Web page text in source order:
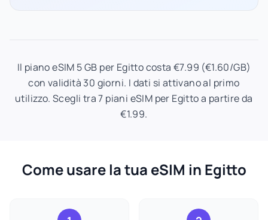
Il piano eSIM 5 GB per Egitto costa €7.99 (€1.60/GB)
con validità 30 giorni. I dati si attivano al primo
utilizzo. Scegli tra 7 piani eSIM per Egitto a partire da
€1.99.
Come usare la tua eSIM in Egitto